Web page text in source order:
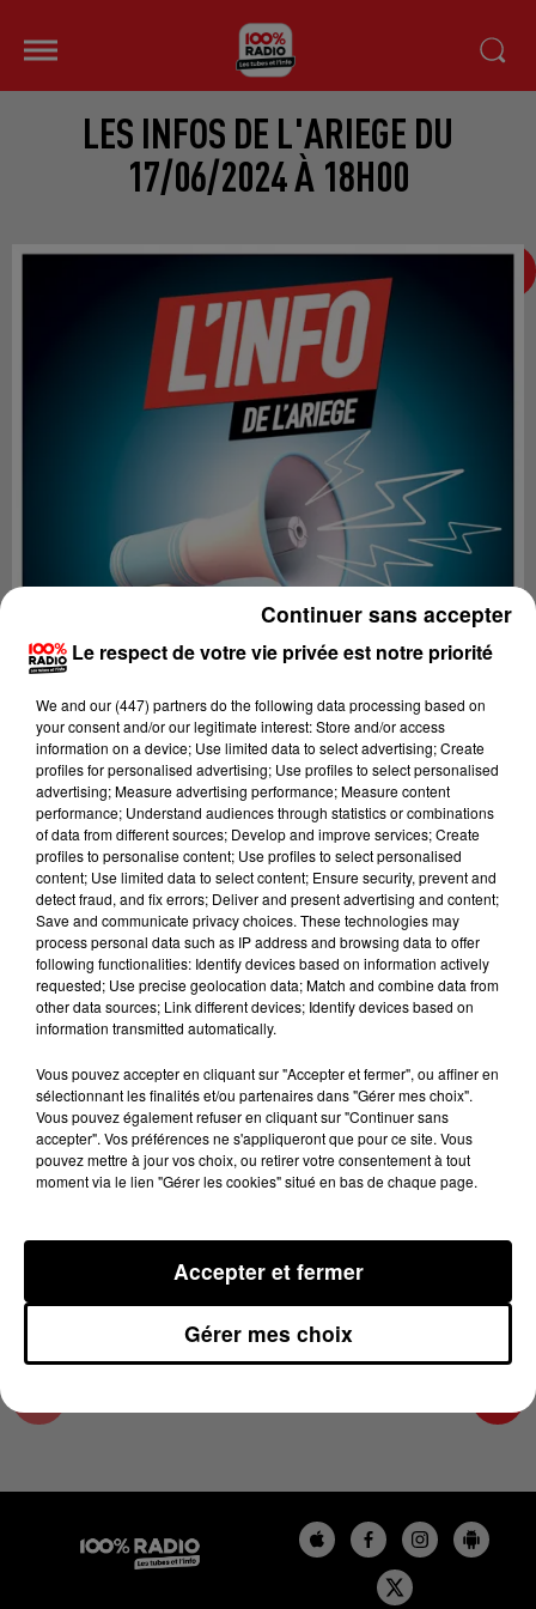
LES INFOS DE L'ARIEGE DU
17/06/2024 À 18H00
Lecture (4 min 28 sec)
100%
100% Radio les infos de l'Ariege
17 juin 2024 - 4 min 28 sec
LES INFOS DE L'ARIEGE DU 17/06/2024 À
18H00
Podcasts infos de l'Ariège
Le respect de votre vie privée est notre priorité
We and our (447) partnersdo the following data processing based on
your consent and/or our legitimate interest: Store and/or access
information on a device; Use limited data to select advertising; Create
profiles for personalised advertising; Use profiles to select personalised
advertising; Measure advertising performance; Measure content
performance; Understand audiences through statistics or combinations
of data from different sources; Develop and improve services; Create
profiles to personalise content; Use profiles to select personalised
content; Use limited data to select content; Ensure security, prevent and
detect fraud, and fix errors; Deliver and present advertising and content;
Save and communicate privacy choices. These technologies may
process personal data such as IP address and browsing data to offer
following functionalities: Identify devices based on information actively
requested; Use precise geolocation data; Match and combine data from
other data sources; Link different devices; Identify devices based on
information transmitted automatically.
Vous pouvez accepter en cliquant sur "Accepter et fermer", ou affiner en
sélectionnant les finalités et/ou partenaires dans "Gérer mes choix".
Vous pouvez également refuser en cliquant sur "Continuer sans
accepter". Vos préférences ne s'appliqueront que pour ce site. Vous
pouvez mettre à jour vos choix, ou retirer votre consentement à tout
moment via le lien "Gérer les cookies" situé en bas de chaque page.
Gérer mes choix
Accepter et fermer
Continuer sans accepter